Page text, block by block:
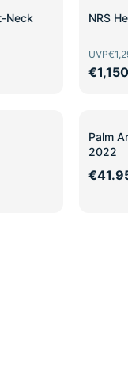
Neck
SALE
NRS
UVP
Palm
2022